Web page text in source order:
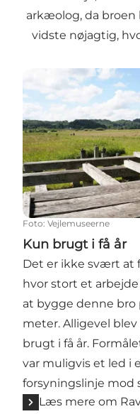
arkæolog, da broen
vidste nøjagtig,
Kun brugt i få år
Foto: Vejlemuseerne
Kun brugt i få år
Det er ikke svært at
hvor stort et
at bygge denne bro
meter. Alligevel
brugt i få år.
var muligvis et led i
forsyningslinje mod
Læs mere om